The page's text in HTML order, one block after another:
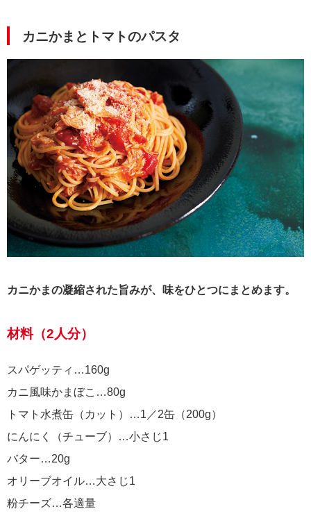
カニかまとトマトのパスタ
カニかまの凝縮された旨みが、味をひとつにまとめます。
材料（2人分）
スパゲッティ…160g
カニ風味かまぼこ…80g
トマト水煮缶（カット）…1／2缶（200g）
にんにく（チューブ）…小さじ1
バター…20g
オリーブオイル…大さじ1
粉チーズ…各適量